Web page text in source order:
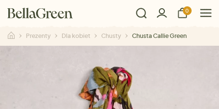
0
Prezenty Dla kobiet Chusty Chusta Callie Green